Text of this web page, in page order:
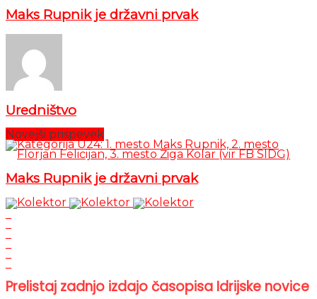
Maks Rupnik je državni prvak
Uredništvo
Novejši prispevek
Maks Rupnik je državni prvak
Prelistaj zadnjo izdajo časopisa Idrijske novice